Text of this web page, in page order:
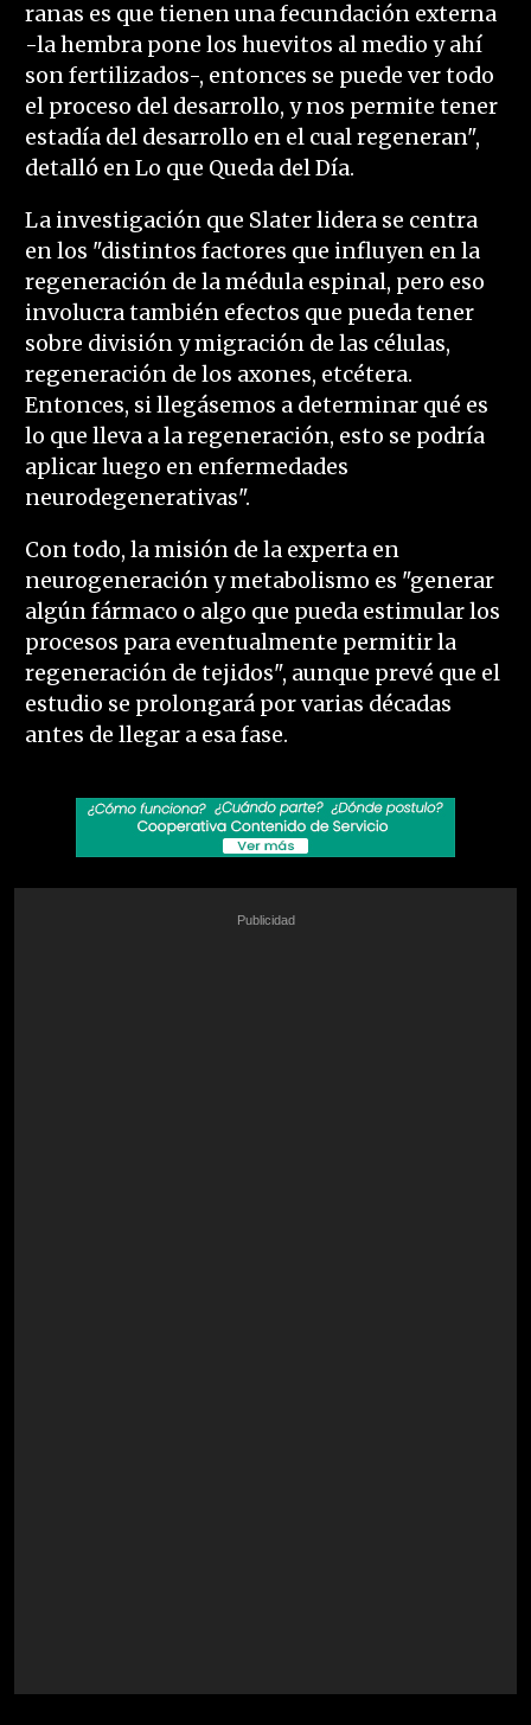
ranas es que tienen una fecundación externa
-la hembra pone los huevitos al medio y ahí
son fertilizados-, entonces se puede ver todo
el proceso del desarrollo, y nos permite tener
estadía del desarrollo en el cual regeneran",
detalló en Lo que Queda del Día.
La investigación que Slater lidera se centra
en los "distintos factores que influyen en la
regeneración de la médula espinal, pero eso
involucra también efectos que pueda tener
sobre división y migración de las células,
regeneración de los axones, etcétera.
Entonces, si llegásemos a determinar qué es
lo que lleva a la regeneración, esto se podría
aplicar luego en enfermedades
neurodegenerativas".
Con todo, la misión de la experta en
neurogeneración y metabolismo es "generar
algún fármaco o algo que pueda estimular los
procesos para eventualmente permitir la
regeneración de tejidos", aunque prevé que el
estudio se prolongará por varias décadas
antes de llegar a esa fase.